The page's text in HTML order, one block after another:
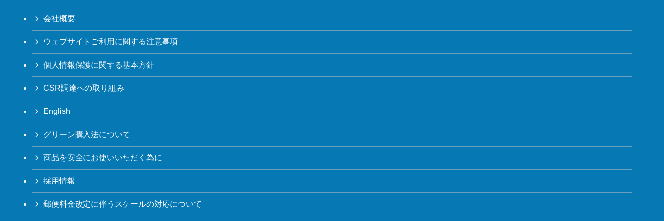
会社概要
ウェブサイトご利用に関する注意事項
個人情報保護に関する基本方針
CSR調達への取り組み
English
グリーン購入法について
商品を安全にお使いいただく為に
採用情報
郵便料金改定に伴うスケールの対応について